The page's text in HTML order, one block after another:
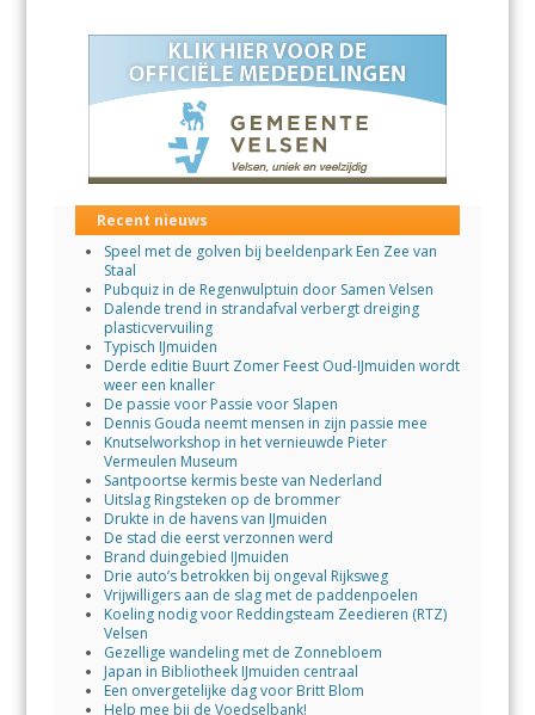
Recent nieuws
Speel met de golven bij beeldenpark Een Zee van
Staal
Pubquiz in de Regenwulptuin door Samen Velsen
Dalende trend in strandafval verbergt dreiging
plasticvervuiling
Typisch IJmuiden
Derde editie Buurt Zomer Feest Oud-IJmuiden wordt
weer een knaller
De passie voor Passie voor Slapen
Dennis Gouda neemt mensen in zijn passie mee
Knutselworkshop in het vernieuwde Pieter
Vermeulen Museum
Santpoortse kermis beste van Nederland
Uitslag Ringsteken op de brommer
Drukte in de havens van IJmuiden
De stad die eerst verzonnen werd
Brand duingebied IJmuiden
Drie auto’s betrokken bij ongeval Rijksweg
Vrijwilligers aan de slag met de paddenpoelen
Koeling nodig voor Reddingsteam Zeedieren (RTZ)
Velsen
Gezellige wandeling met de Zonnebloem
Japan in Bibliotheek IJmuiden centraal
Een onvergetelijke dag voor Britt Blom
Help mee bij de Voedselbank!